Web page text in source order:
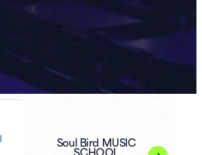
Soul Bird MUSIC
SCHOOL